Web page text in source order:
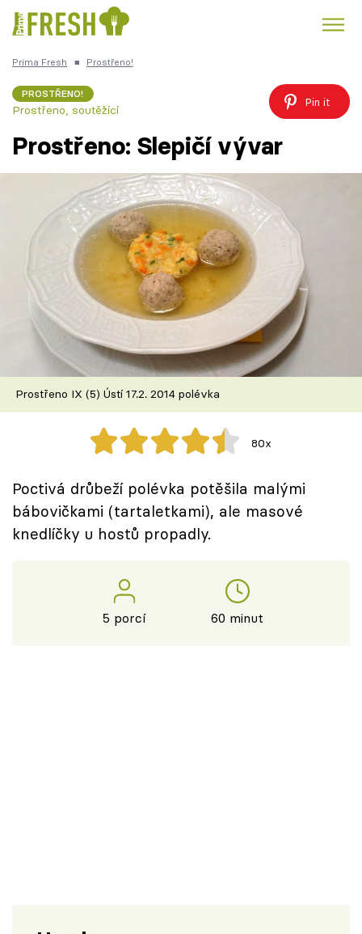
Česká kuchyně
Témata
Recepty
Články
TV Program
Škola vaření
Recepty z TV
Speciál: Cuketa
Těhotnej kuchař
Sledujte prima+
Prima Fresh ■ Prostřeno!
PROSTŘENO!
Prostřeno, soutěžící
Pin it
Prostřeno: Slepičí vývar
Prostřeno IX (5) Ústí 17.2. 2014 polévka
80x
Poctivá drůbeží polévka potěšila malými
bábovičkami (tartaletkami), ale masové
knedlíčky u hostů propadly.
5 porcí 60 minut